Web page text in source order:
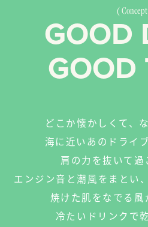
Concept
GOOD
GOOD
どこか懐かしくて、
海に近いあのドライ
肩の力を抜いて過
エンジン音と潮風をまとい
焼けた肌をなでる風
冷たいドリンクで